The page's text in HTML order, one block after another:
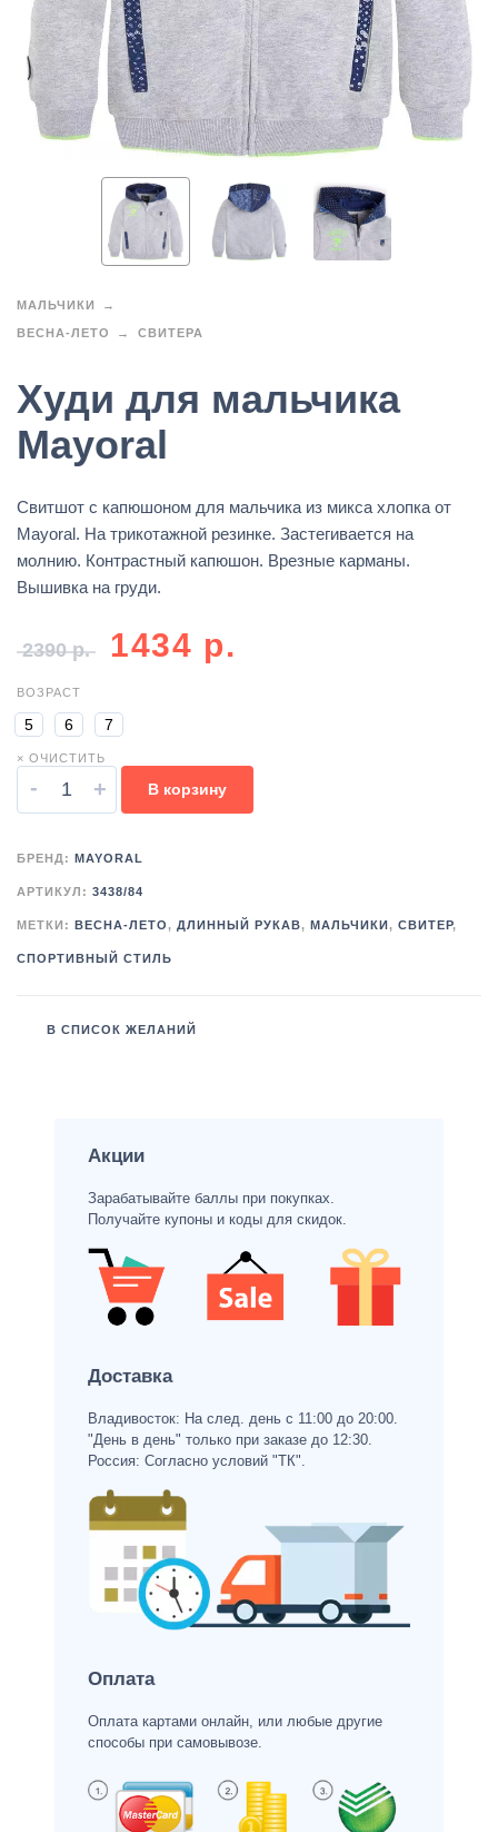
МАЛЬЧИКИ
ВЕСНА-ЛЕТО СВИТЕРА
Худи для мальчика
Mayoral
Свитшот с капюшоном для мальчика из микса хлопка от
Mayoral. На трикотажной резинке. Застегивается на
молнию. Контрастный капюшон. Врезные карманы.
Вышивка на груди.
2390р. 1434 р.
ВОЗРАСТ
5 6 7
× ОЧИСТИТЬ
- + В корзину
БРЕНД: MAYORAL
АРТИКУЛ: 3438/84
МЕТКИ: ВЕСНА-ЛЕТО, ДЛИННЫЙ РУКАВ, МАЛЬЧИКИ , СВИТЕР,
СПОРТИВНЫЙ СТИЛЬ
В СПИСОК ЖЕЛАНИЙ
Акции
Зарабатывайте баллы при покупках.
Получайте купоны и коды для скидок.
Доставка
Владивосток: На след. день с 11:00 до 20:00.
"День в день" только при заказе до 12:30.
Россия: Согласно условий "ТК".
Оплата
Оплата картами онлайн, или любые другие
способы при самовывозе.